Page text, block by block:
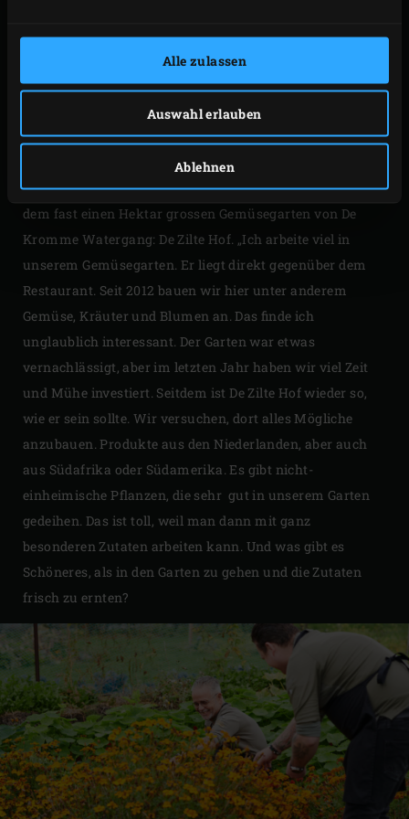
Alle zulassen
Auswahl erlauben
Ablehnen
DE ZILTE HOF (DER
SALZIGE GARTEN)
Tom bestätigt das. Einige der Zutaten für die Küche
kommen tatsächlich aus nächster Nähe. Und zwar aus
dem fast einen Hektar grossen Gemüsegarten von De
Kromme Watergang: De Zilte Hof. „Ich arbeite viel in
unserem Gemüsegarten. Er liegt direkt gegenüber dem
Restaurant. Seit 2012 bauen wir hier unter anderem
Gemüse, Kräuter und Blumen an. Das finde ich
unglaublich interessant. Der Garten war etwas
vernachlässigt, aber im letzten Jahr haben wir viel Zeit
und Mühe investiert. Seitdem ist De Zilte Hof wieder so,
wie er sein sollte. Wir versuchen, dort alles Mögliche
anzubauen. Produkte aus den Niederlanden, aber auch
aus Südafrika oder Südamerika. Es gibt nicht-
einheimische Pflanzen, die sehr gut in unserem Garten
gedeihen. Das ist toll, weil man dann mit ganz
besonderen Zutaten arbeiten kann. Und was gibt es
Schöneres, als in den Garten zu gehen und die Zutaten
frisch zu ernten?